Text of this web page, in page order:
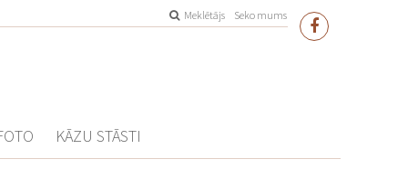
Meklētājs Seko mums
KĀZU STĀSTI